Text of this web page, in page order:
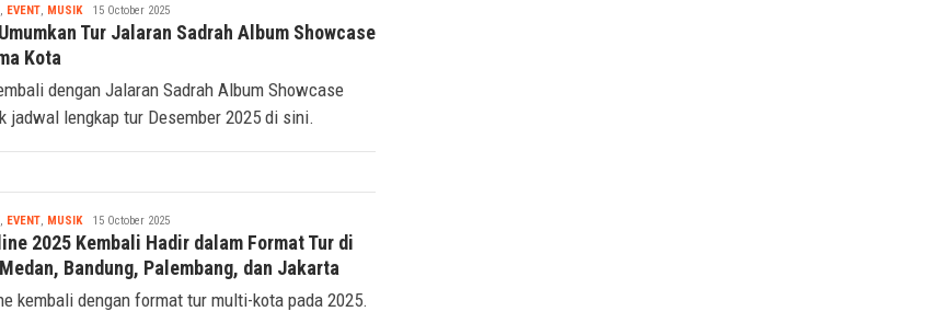
, EVENT, MUSIKTsaqif
Ridwan
15 October 2025
Tur Jalaran Sadrah Album Showcase
Kota
dengan Jalaran Sadrah Album Showcase
jadwal lengkap tur Desember 2025 di sini.
, EVENT, MUSIKTsaqif
Ridwan
15 October 2025
2025 Kembali Hadir dalam Format Tur di
Bandung, Palembang, dan Jakarta
kembali dengan format tur multi-kota pada 2025.